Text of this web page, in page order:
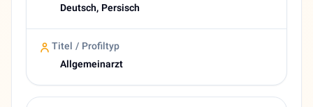
Deutsch, Persisch
Titel / Profiltyp
Allgemeinarzt